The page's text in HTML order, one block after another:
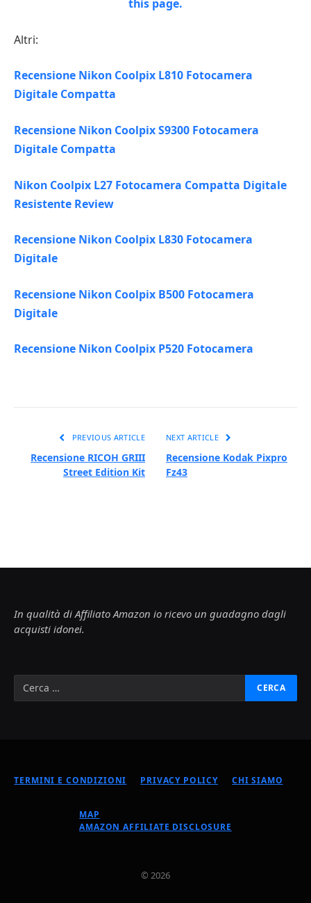
Altri:
Recensione Nikon Coolpix L810 Fotocamera
Digitale Compatta
Recensione Nikon Coolpix S9300 Fotocamera
Digitale Compatta
Nikon Coolpix L27 Fotocamera Compatta Digitale
Resistente Review
Recensione Nikon Coolpix L830 Fotocamera
Digitale
Recensione Nikon Coolpix B500 Fotocamera
Digitale
Recensione Nikon Coolpix P520 Fotocamera
PREVIOUS ARTICLE
Recensione RICOH GRIII
Street Edition Kit
NEXT ARTICLE
Recensione Kodak Pixpro
Fz43
In qualità di Affiliato Amazon io ricevo un guadagno dagli
acquisti idonei.
TERMINI E CONDIZIONI PRIVACY POLICY CHI SIAMO
MAP
AMAZON AFFILIATE DISCLOSURE
© 2026